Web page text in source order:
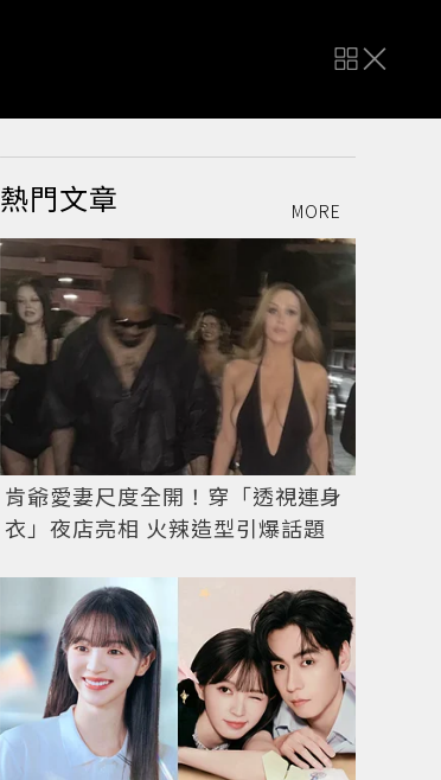
熱門文章 MORE
肯爺愛妻尺度全開！穿「透視連身
衣」夜店亮相 火辣造型引爆話題